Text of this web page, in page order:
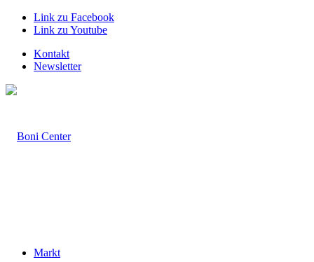
Link zu Facebook
Link zu Youtube
Kontakt
Newsletter
Markt